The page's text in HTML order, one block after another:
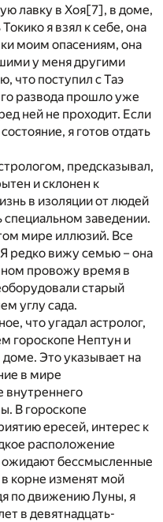
лавку в Хоя[7], в доме,
я взял к себе, она
моим опасениям, она
у меня другими
что поступил с Таэ
развода прошло уже
ней не проходит. Если
я готов отдать
предсказывал,
и склонен к
в изоляции от людей
специальном заведении.
мире иллюзий. Все
редко вижу семью – она
провожу время в
старый
углу сада.
что угадал астролог,
гороскопе Нептун и
Это указывает на
в мире
внутреннего
В гороскопе
ересей, интерес к
расположение
ожидают бессмысленные
корне изменят мой
по движению Луны, я
в девятнадцать-